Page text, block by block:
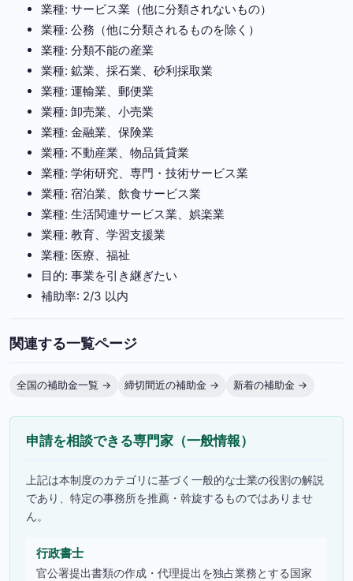
業種: サービス業（他に分類されないもの）
業種: 公務（他に分類されるものを除く）
業種: 分類不能の産業
業種: 鉱業、採石業、砂利採取業
業種: 運輸業、郵便業
業種: 卸売業、小売業
業種: 金融業、保険業
業種: 不動産業、物品賃貸業
業種: 学術研究、専門・技術サービス業
業種: 宿泊業、飲食サービス業
業種: 生活関連サービス業、娯楽業
業種: 教育、学習支援業
業種: 医療、福祉
目的: 事業を引き継ぎたい
補助率: 2/3 以内
関連する一覧ページ
全国の補助金一覧 → 締切間近の補助金 → 新着の補助金 →
申請を相談できる専門家（一般情報）
上記は本制度のカテゴリに基づく一般的な士業の役割の解説
であり、特定の事務所を推薦・斡旋するものではありませ
ん。
行政書士
官公署提出書類の作成・代理提出を独占業務とする国家